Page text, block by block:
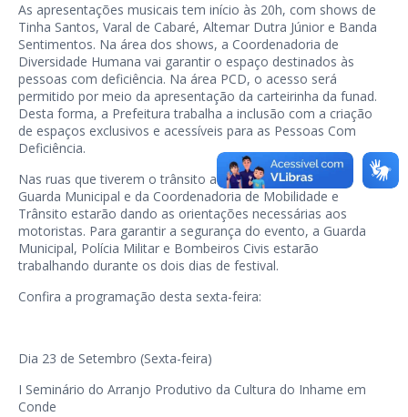
As apresentações musicais tem início às 20h, com shows de
Tinha Santos, Varal de Cabaré, Altemar Dutra Júnior e Banda
Sentimentos. Na área dos shows, a Coordenadoria de
Diversidade Humana vai garantir o espaço destinados às
pessoas com deficiência. Na área PCD, o acesso será
permitido por meio da apresentação da carteirinha da funad.
Desta forma, a Prefeitura trabalha a inclusão com a criação
de espaços exclusivos e acessíveis para as Pessoas Com
Deficiência.
Nas ruas que tiverem o trânsito alterado, as equipes da
Guarda Municipal e da Coordenadoria de Mobilidade e
Trânsito estarão dando as orientações necessárias aos
motoristas. Para garantir a segurança do evento, a Guarda
Municipal, Polícia Militar e Bombeiros Civis estarão
trabalhando durante os dois dias de festival.
Confira a programação desta sexta-feira:
Dia 23 de Setembro (Sexta-feira)
I Seminário do Arranjo Produtivo da Cultura do Inhame em
Conde